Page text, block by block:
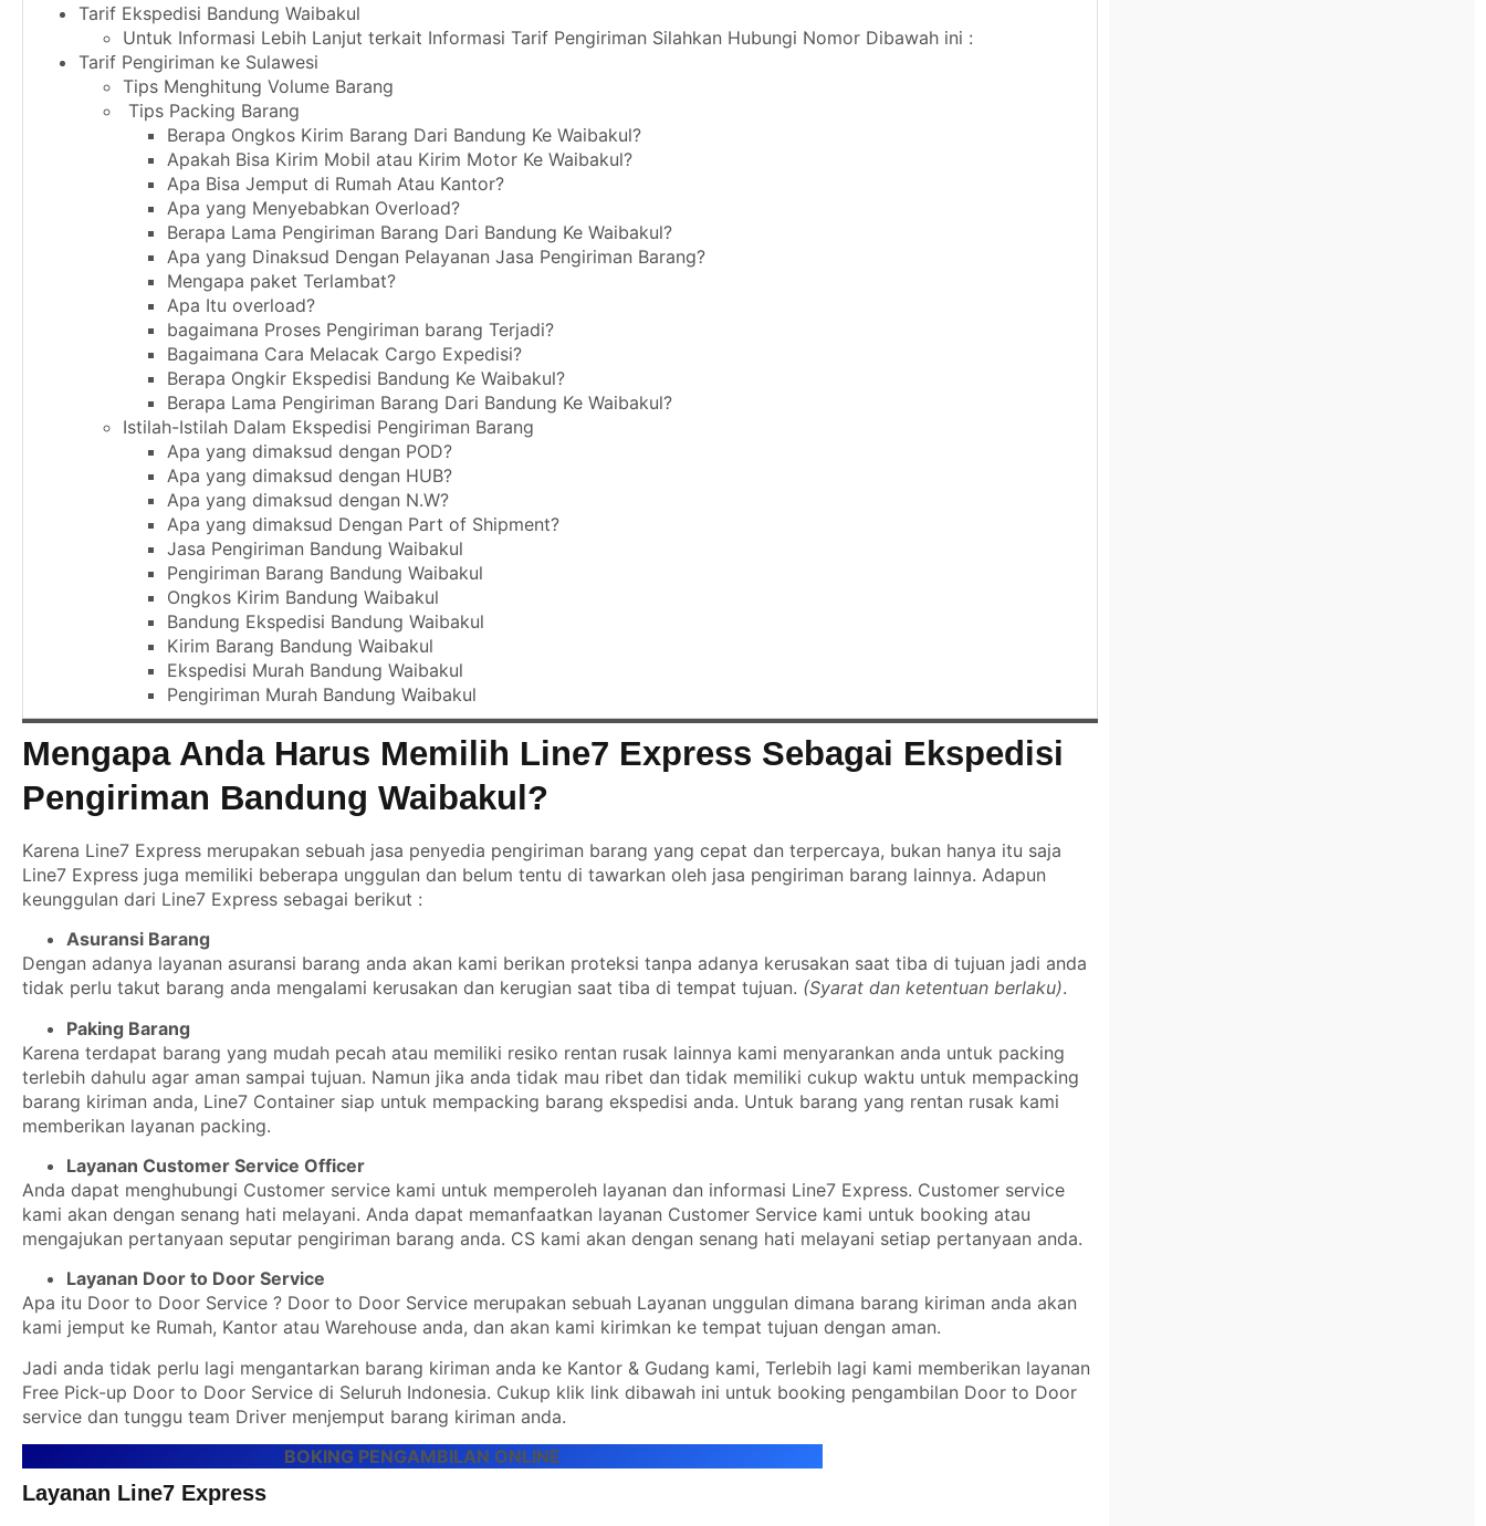
Tarif Ekspedisi Bandung Waibakul
Untuk Informasi Lebih Lanjut terkait Informasi Tarif Pengiriman Silahkan Hubungi Nomor Dibawah ini :
Tarif Pengiriman ke Sulawesi
Tips Menghitung Volume Barang
Tips Packing Barang
Berapa Ongkos Kirim Barang Dari Bandung Ke Waibakul?
Apakah Bisa Kirim Mobil atau Kirim Motor Ke Waibakul?
Apa Bisa Jemput di Rumah Atau Kantor?
Apa yang Menyebabkan Overload?
Berapa Lama Pengiriman Barang Dari Bandung Ke Waibakul?
Apa yang Dinaksud Dengan Pelayanan Jasa Pengiriman Barang?
Mengapa paket Terlambat?
Apa Itu overload?
bagaimana Proses Pengiriman barang Terjadi?
Bagaimana Cara Melacak Cargo Expedisi?
Berapa Ongkir Ekspedisi Bandung Ke Waibakul?
Berapa Lama Pengiriman Barang Dari Bandung Ke Waibakul?
Istilah-Istilah Dalam Ekspedisi Pengiriman Barang
Apa yang dimaksud dengan POD?
Apa yang dimaksud dengan HUB?
Apa yang dimaksud dengan N.W?
Apa yang dimaksud Dengan Part of Shipment?
Jasa Pengiriman Bandung Waibakul
Pengiriman Barang Bandung Waibakul
Ongkos Kirim Bandung Waibakul
Bandung Ekspedisi Bandung Waibakul
Kirim Barang Bandung Waibakul
Ekspedisi Murah Bandung Waibakul
Pengiriman Murah Bandung Waibakul
Mengapa Anda Harus Memilih Line7 Express Sebagai Ekspedisi
Pengiriman Bandung Waibakul?
Karena Line7 Express merupakan sebuah jasa penyedia pengiriman barang yang cepat dan terpercaya, bukan hanya itu saja
Line7 Express juga memiliki beberapa unggulan dan belum tentu di tawarkan oleh jasa pengiriman barang lainnya. Adapun
keunggulan dari Line7 Express sebagai berikut :
Asuransi Barang
Dengan adanya layanan asuransi barang anda akan kami berikan proteksi tanpa adanya kerusakan saat tiba di tujuan jadi anda
tidak perlu takut barang anda mengalami kerusakan dan kerugian saat tiba di tempat tujuan. (Syarat dan ketentuan berlaku).
Paking Barang
Karena terdapat barang yang mudah pecah atau memiliki resiko rentan rusak lainnya kami menyarankan anda untuk packing
terlebih dahulu agar aman sampai tujuan. Namun jika anda tidak mau ribet dan tidak memiliki cukup waktu untuk mempacking
barang kiriman anda, Line7 Container siap untuk mempacking barang ekspedisi anda. Untuk barang yang rentan rusak kami
memberikan layanan packing.
Layanan Customer Service Officer
Anda dapat menghubungi Customer service kami untuk memperoleh layanan dan informasi Line7 Express. Customer service
kami akan dengan senang hati melayani. Anda dapat memanfaatkan layanan Customer Service kami untuk booking atau
mengajukan pertanyaan seputar pengiriman barang anda. CS kami akan dengan senang hati melayani setiap pertanyaan anda.
Layanan Door to Door Service
Apa itu Door to Door Service ? Door to Door Service merupakan sebuah Layanan unggulan dimana barang kiriman anda akan
kami jemput ke Rumah, Kantor atau Warehouse anda, dan akan kami kirimkan ke tempat tujuan dengan aman.
Jadi anda tidak perlu lagi mengantarkan barang kiriman anda ke Kantor & Gudang kami, Terlebih lagi kami memberikan layanan
Free Pick-up Door to Door Service di Seluruh Indonesia. Cukup klik link dibawah ini untuk booking pengambilan Door to Door
service dan tunggu team Driver menjemput barang kiriman anda.
BOKING PENGAMBILAN ONLINE
Layanan Line7 Express